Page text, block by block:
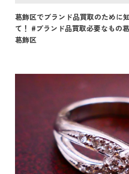
葛飾区でブランド品買取のために
て！ #ブランド品買取必要なもの
葛飾区